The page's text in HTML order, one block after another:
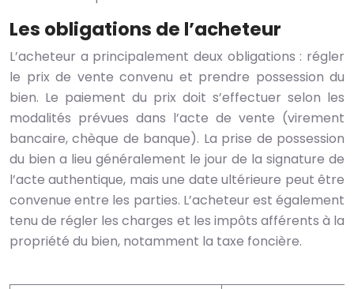
Les obligations de l’acheteur
L’acheteur a principalement deux obligations : régler
le prix de vente convenu et prendre possession du
bien. Le paiement du prix doit s’effectuer selon les
modalités prévues dans l’acte de vente (virement
bancaire, chèque de banque). La prise de possession
du bien a lieu généralement le jour de la signature de
l’acte authentique, mais une date ultérieure peut être
convenue entre les parties. L’acheteur est également
tenu de régler les charges et les impôts afférents à la
propriété du bien, notamment la taxe foncière.